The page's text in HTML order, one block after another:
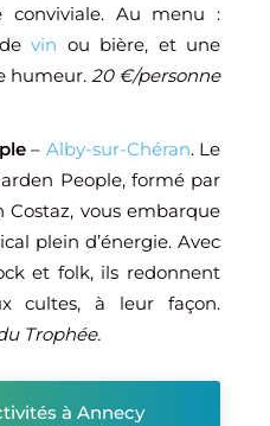
conviviale. Au menu :
devin ou bière, et une
humeur. 20 €/personne
– Alby-sur-Chéran. Le
People, formé par
vous embarque
plein d’énergie. Avec
et folk, ils redonnent
cultes, à leur façon.
Trophée.
à Annecy